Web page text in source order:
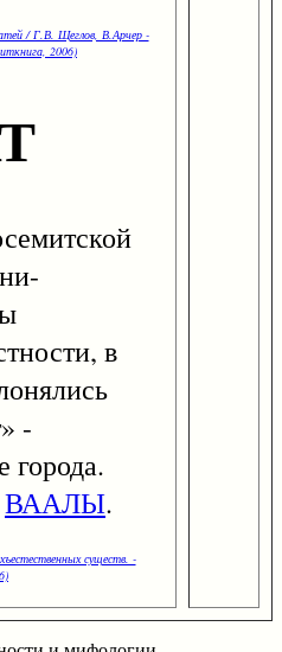
/ Г.В. Щеглов, В.Арчер -
2006)
в
-
города.
ВААЛЫ.
существ. -